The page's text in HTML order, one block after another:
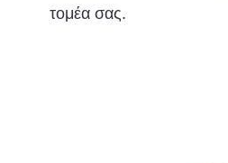
τομέα σας.​